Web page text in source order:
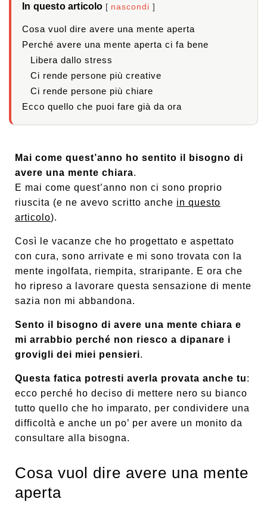
In questo articolo nascondi
Cosa vuol dire avere una mente aperta
Perché avere una mente aperta ci fa bene
Libera dallo stress
Ci rende persone più creative
Ci rende persone più chiare
Ecco quello che puoi fare già da ora
Mai come quest’anno ho sentito il bisogno di
avere una mente chiara.
E mai come quest’anno non ci sono proprio
riuscita (e ne avevo scritto anche in questo
articolo).
Così le vacanze che ho progettato e aspettato
con cura, sono arrivate e mi sono trovata con la
mente ingolfata, riempita, straripante. E ora che
ho ripreso a lavorare questa sensazione di mente
sazia non mi abbandona.
Sento il bisogno di avere una mente chiara e
mi arrabbio perché non riesco a dipanare i
grovigli dei miei pensieri.
Questa fatica potresti averla provata anche tu:
ecco perché ho deciso di mettere nero su bianco
tutto quello che ho imparato, per condividere una
difficoltà e anche un po’ per avere un monito da
consultare alla bisogna.
Cosa vuol dire avere una mente
aperta